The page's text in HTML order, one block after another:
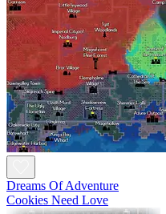
Dreams Of Adventure
Cookies Need Love